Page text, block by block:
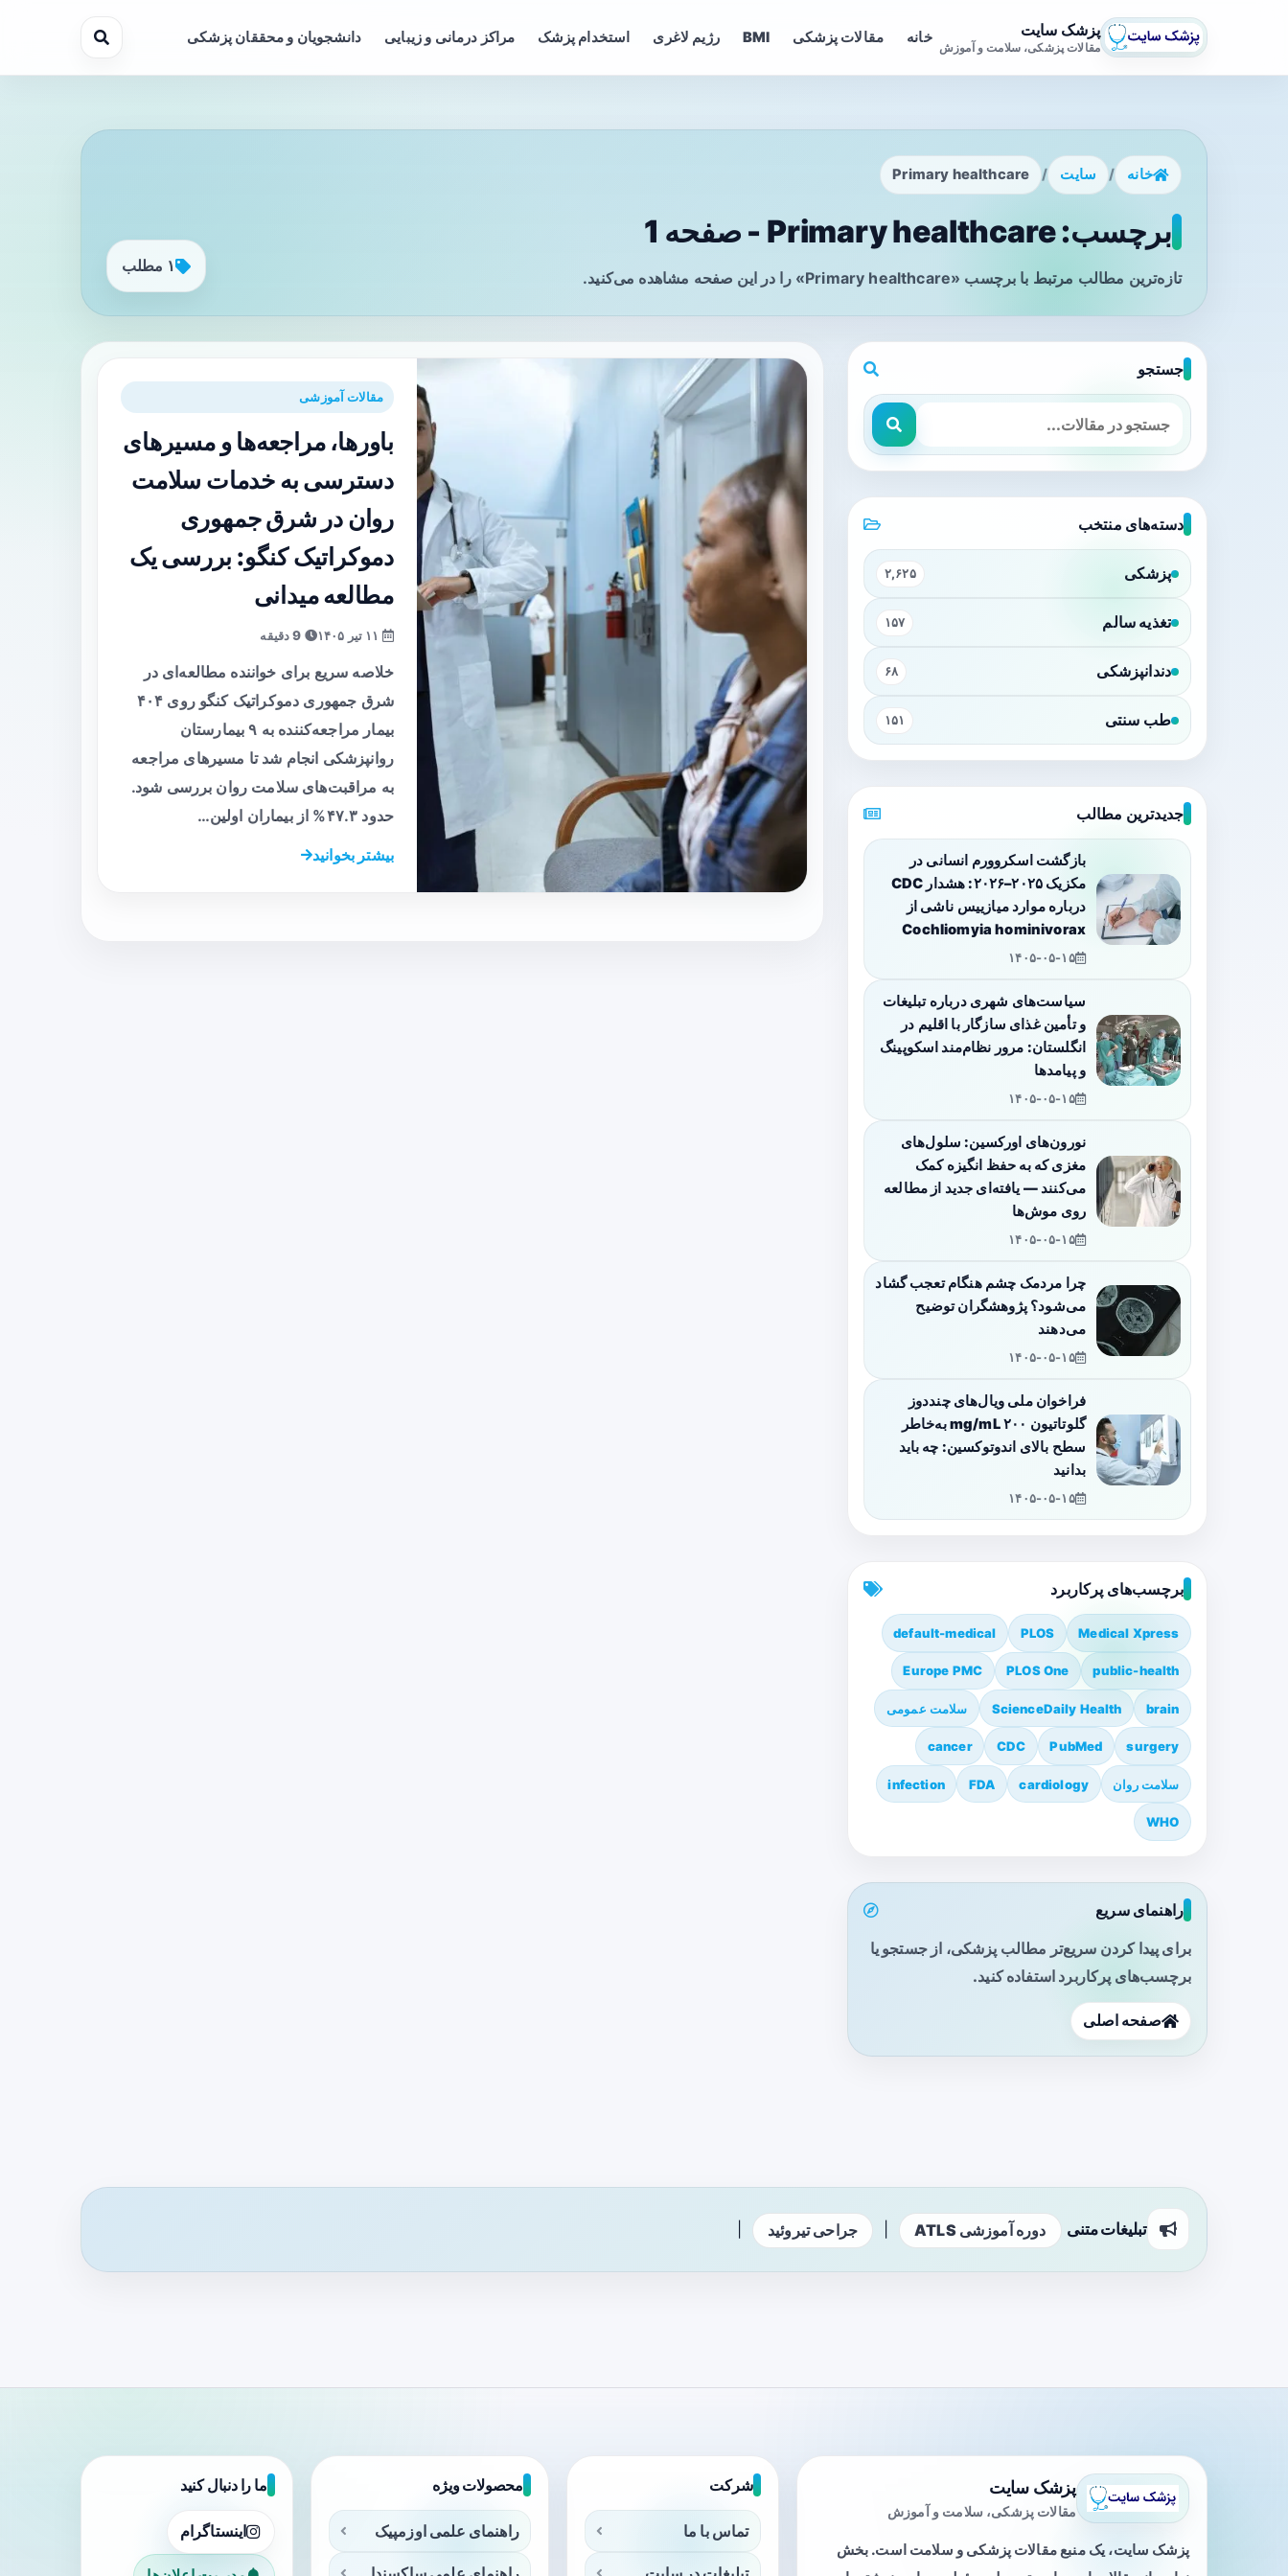
پزشک سایت
مقالات پزشکی، سلامت و آموزش
خانه مقالات پزشکی BMI رژیم لاغری استخدام پزشک مراکز درمانی و زیبایی دانشجویان و محققان پزشکی
خانه / سایت /
Primary healthcare
برچسب: Primary healthcare - صفحه 1
تازه‌ترین مطالب مرتبط با برچسب «Primary healthcare» را در این صفحه مشاهده می‌کنید.
۱ مطلب
مقالات آموزشی
باورها، مراجعه‌ها و مسیرهای
دسترسی به خدمات سلامت
روان در شرق جمهوری
دموکراتیک کنگو: بررسی یک
مطالعه میدانی
خلاصه سریع برای خواننده مطالعه‌ای در
شرق جمهوری دموکراتیک کنگو روی ۴۰۴
بیمار مراجعه‌کننده به ۹ بیمارستان
روانپزشکی انجام شد تا مسیرهای مراجعه
به مراقبت‌های سلامت روان بررسی شود.
حدود ۴۷.۳% از بیماران اولین…
بیشتر بخوانید
جستجو
دسته‌های منتخب
پزشکی ۲,۶۲۵
تغذیه سالم ۱۵۷
دندانپزشکی ۶۸
طب سنتی ۱۵۱
جدیدترین مطالب
بازگشت اسکروورم انسانی در
مکزیک ۲۰۲۵–۲۰۲۶: هشدار CDC
درباره موارد میازییس ناشی از
Cochliomyia hominivorax
۱۴۰۵-۰۵-۱۵
سیاست‌های شهری درباره تبلیغات
و تأمین غذای سازگار با اقلیم در
انگلستان: مرور نظام‌مند اسکوپینگ
و پیامدها
۱۴۰۵-۰۵-۱۵
نورون‌های اورکسین: سلول‌های
مغزی که به حفظ انگیزه کمک
می‌کنند — یافته‌ای جدید از مطالعه
روی موش‌ها
۱۴۰۵-۰۵-۱۵
چرا مردمک چشم هنگام تعجب گشاد
می‌شود؟ پژوهشگران توضیح
می‌دهند
۱۴۰۵-۰۵-۱۵
فراخوان ملی ویال‌های چنددوز
گلوتاتیون ۲۰۰ mg/mL به‌خاطر
سطح بالای اندوتوکسین: چه باید
بدانید
۱۴۰۵-۰۵-۱۵
برچسب‌های پرکاربرد
Medical Xpress
PLOS
default-medical
public-health
PLOS One
Europe PMC
brain
ScienceDaily Health سلامت عمومی
surgery
PubMed
CDC
cancer
سلامت روان cardiology
FDA
infection
WHO
راهنمای سریع
برای پیدا کردن سریع‌تر مطالب پزشکی، از جستجو یا
برچسب‌های پرکاربرد استفاده کنید.
صفحه اصلی
تبلیغات متنی دوره آموزشی ATLS جراحی تیروئید
پزشک سایت
مقالات پزشکی، سلامت و آموزش
پزشک سایت، یک منبع مقالات پزشکی و سلامت است. بخش
شرکت
تماس با ما
محصولات ویژه
راهنمای علمی اوزمپیک
ما را دنبال کنید
اینستاگرام